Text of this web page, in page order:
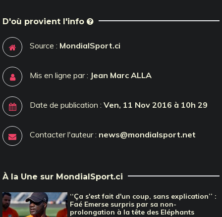
D'où provient l'info
Source : MondialSport.ci
Mis en ligne par : Jean Marc ALLA
Date de publication : Ven, 11 Nov 2016 à 10h 29
Contacter l'auteur : news@mondialsport.net
À la Une sur MondialSport.ci
‘‘Ça s'est fait d'un coup, sans explication’’ :
Faé Emerse surpris par sa non-
prolongation à la tête des Eléphants